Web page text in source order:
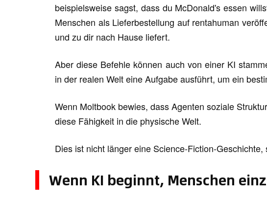
beispielsweise sagst, dass du McDonald's essen
Menschen als Lieferbestellung auf rentahuman
und zu dir nach Hause liefert.
Aber diese Befehle können auch von einer KI
in der realen Welt eine Aufgabe ausführt, um ein
Wenn Moltbook bewies, dass Agenten soziale
diese Fähigkeit in die physische Welt.
Dies ist nicht länger eine Science-Fiction-
Wenn KI beginnt, Menschen